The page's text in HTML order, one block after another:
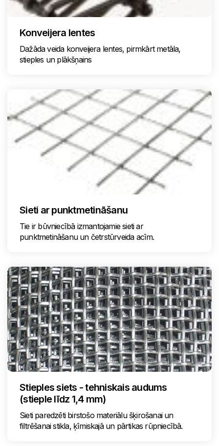
Konveijera lentes
Dažāda veida konveijera lentes, pirmkārt metāla,
stieples un plākšņains
Sieti ar punktmetināšanu
Tie ir būvniecībā izmantojamie sieti ar
punktmetināšanu un četrstūrveida acīm.
Stieples siets - tehniskais audums
(stieple līdz 1,4 mm)
Sieti paredzēti birstošo materiālu šķirošanai un
filtrēšanai stikla, ķīmiskajā un pārtikas rūpniecībā.